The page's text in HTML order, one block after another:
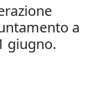
a
giugno.